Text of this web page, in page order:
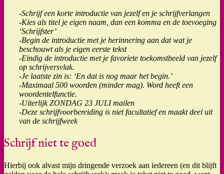
-Schrijf een korte introductie van jezelf en je schrijfverlangen
-Kies als titel je eigen naam, dan een komma en de toevoeging
‘Schrijfster’
-Begin de introductie met je herinnering aan dat wat je
beschouwt als je eigen eerste tekst
-Eindig de introductie met je favoriete toekomstbeeld van jezelf
op schrijversvlak.
-Je laatste zin is: ‘En dat is nog maar het begin.’
-Maximaal 500 woorden (minder mag). Word heeft een
woordentelfunctie.
-Uiterlijk ZONDAG 23 JULI mailen
-Deze schrijfvoorbereiding is niet facultatief en maakt deel uit
van de schrijfweek
Schrijf niet te goed
Hierbij ook alvast mijn dringende verzoek aan iedereen (en dit blijft